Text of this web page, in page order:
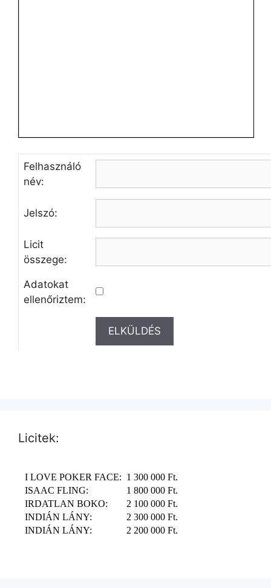
Felhasználó
név:
Jelszó:
Licit
összege:
Adatokat
ellenőriztem:
Licitek: